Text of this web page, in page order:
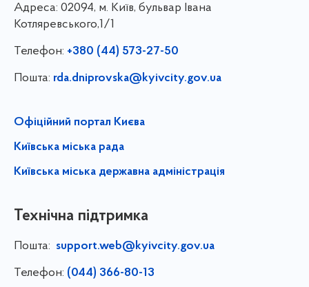
Адреса: 02094, м. Київ, бульвар Івана
Котляревського,1/1
Телефон: +380 (44) 573-27-50
Пошта: rda.dniprovska@kyivcity.gov.ua
Офіційний портал Києва
Київська міська рада
Київська міська державна адміністрація
Технічна підтримка
Пошта: support.web@kyivcity.gov.ua
Телефон: (044) 366-80-13